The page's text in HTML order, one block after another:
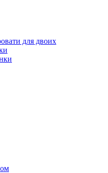
для двоих